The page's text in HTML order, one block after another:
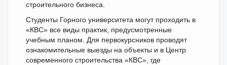
строительного бизнеса.
Студенты Горного университета могут проходить в
«КВС» все виды практик, предусмотренные
учебным планом. Для первокурсников проводят
ознакомительные выезды на объекты и в Центр
современного строительства «КВС», где